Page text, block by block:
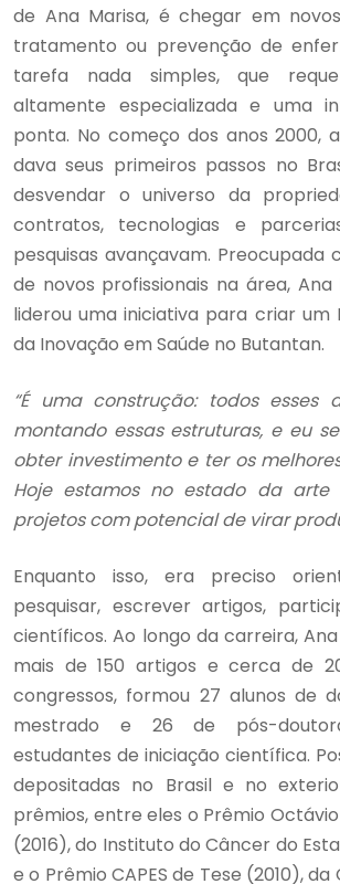
de Ana Marisa, é chegar em
tratamento ou prevenção de
tarefa nada simples, que
altamente especializada e uma
ponta. No começo dos anos 2000,
dava seus primeiros passos no
desvendar o universo da
contratos, tecnologias e
pesquisas avançavam. Preocupada
de novos profissionais na área,
liderou uma iniciativa para criar um
da Inovação em Saúde no Butantan.
“É uma construção: todos esses
montando essas estruturas, e eu
obter investimento e ter os
Hoje estamos no estado da arte
projetos com potencial de virar
Enquanto isso, era preciso
pesquisar, escrever artigos,
científicos. Ao longo da carreira,
mais de 150 artigos e cerca de
congressos, formou 27 alunos de
mestrado e 26 de pós-
estudantes de iniciação científica.
depositadas no Brasil e no
prêmios, entre eles o Prêmio
(2016), do Instituto do Câncer do
e o Prêmio CAPES de Tese (2010),